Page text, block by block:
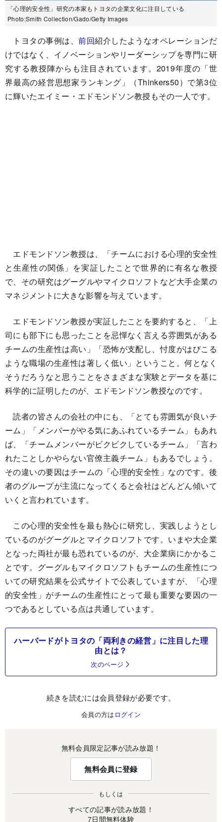
「心理的安全性」研究の本家もトヨタの企業文化に注目している
Photo:Smith Collection/Gado/Getty Images
トヨタの事例は、前回紹介したようなオペレーションだ
けではなく、イノベーションやリーダーシップを専門に研
究する教授陣からも注目されています。2019年度の「世
界最高の経営思想家ランキング」（Thinkers50）で第3位
に輝いたエイミー・エドモンドソン教授もその一人です。
エドモンドソン教授は、「チームにおける心理的安全性
と生産性の関係」を実証したことで世界的に有名な教授
で、その研究はグーグルやマイクロソフトなど大手企業の
マネジメントに大きな影響を与えています。
エドモンドソン教授が実証したことを要約すると、「上
司にも部下にも思ったことを忌憚なく言える雰囲気がある
チームの生産性は高い」「恐怖が支配し、忖度がはびこる
ような職場の生産性は著しく低い」ということ。何となく
そうだろうなと思うことをさまざまな実験とデータを基に
科学的に証明したのが、エドモンドソン教授なのです。
読者の皆さんの会社の中にも、「とても雰囲気が良いチ
ーム」「メンバーがやる気にあふれているチーム」もあれ
ば、「チームメンバーがビクビクしているチーム」「言わ
れたことしかやらない官僚主義チーム」もあるでしょう。
その違いの要因はチームの「心理的安全性」なのです。後
者のグループが主流になってくると会社はどんどん傾いて
いくと言われています。
この心理的安全性を最も熱心に研究し、実践しようとし
ているのがグーグルとマイクロソフトです。いまや大企業
となった両社が最も恐れているのが、大企業病にかかるこ
とです。グーグルもマイクロソフトもチームの生産性につ
いての研究結果を公式サイトで公表していますが、「心理
的安全性」がチームの生産性にとって最も重要な要因の一
つであるとしている点は共通しています。
ハーバードがトヨタの「両利きの経営」に注目した理
由とは？
次のページ
続きを読むには会員登録が必要です。
会員の方は ログイン
無料会員限定記事が読み放題！
無料会員に登録
もしくは
すべての記事が読み放題！
7日間無料体験